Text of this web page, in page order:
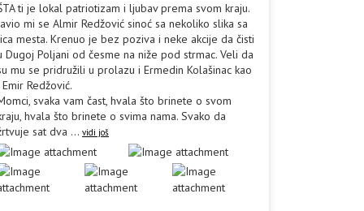
ti je lokal patriotizam i ljubav prema svom kraju.
mi se Almir Redžović sinoć sa nekoliko slika sa
mesta. Krenuo je bez poziva i neke akcije da čisti
Dugoj Poljani od česme na niže pod strmac. Veli da
mu se pridružili u prolazu i Ermedin Kolašinac kao
Redžović.
svaka vam čast, hvala što brinete o svom
hvala što brinete o svima nama. Svako da
sat dva ... vidi još